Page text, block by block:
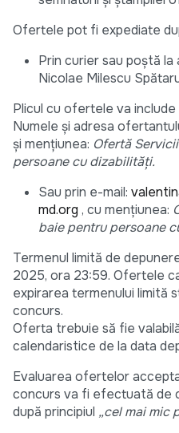
Ofertele pot fi expediate
Prin curier sau poștă la
Nicolae Milescu
Plicul cu ofertele va
Numele și adresa
și mențiunea: Ofertă
persoane cu dizabilități.
Sau prin e-mail:
md.org , cu mențiunea:
baie pentru persoane
Termenul limită de
2025, ora 23:59. Ofertele
expirarea termenului limită
concurs.
Oferta trebuie să fie
calendaristice de la data
Evaluarea ofertelor
concurs va fi efectuată de
după principiul „cel mai mic